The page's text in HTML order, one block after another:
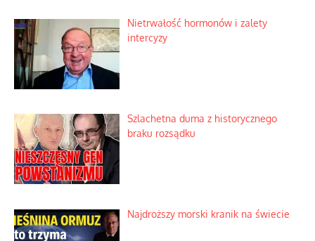
Nietrwałość hormonów i zalety
intercyzy
Szlachetna duma z historycznego
braku rozsądku
Najdroższy morski kranik na świecie